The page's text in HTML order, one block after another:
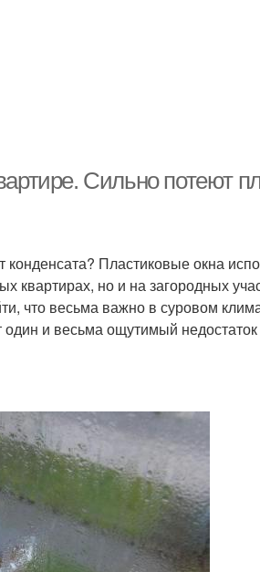
Сильно потеют
Пластиковые окна
квартирах, но и на загородных
что весьма важно в суровом
и весьма ощутимый недостаток